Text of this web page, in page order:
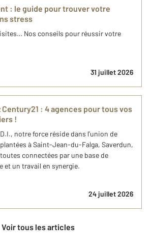
: le guide pour trouver votre
stress
Nos conseils pour réussir votre
31 juillet 2026
: 4 agences pour tous vos
!
notre force réside dans l’union de
à Saint-Jean-du-Falga, Saverdun,
connectées par une base de
et un travail en synergie.
24 juillet 2026
Voir tous les articles